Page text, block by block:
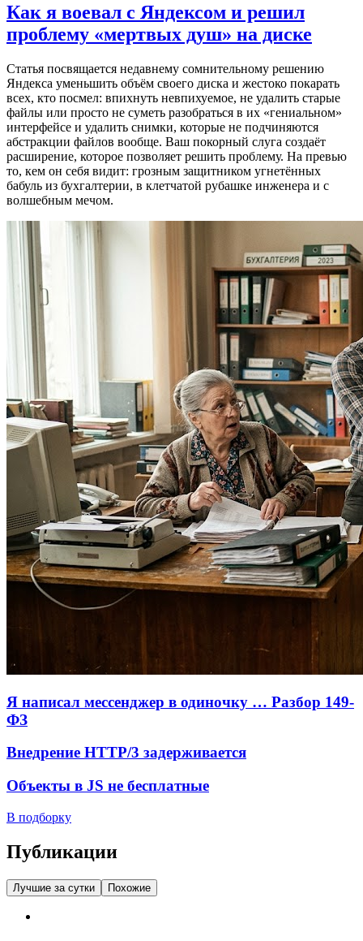
Как я воевал с Яндексом и решил
проблему «мертвых душ» на диске
Статья посвящается недавнему сомнительному решению
Яндекса уменьшить объём своего диска и жестоко покарать
всех, кто посмел: впихнуть невпихуемое, не удалить старые
файлы или просто не суметь разобраться в их «гениальном»
интерфейсе и удалить снимки, которые не подчиняются
абстракции файлов вообще. Ваш покорный слуга создаёт
расширение, которое позволяет решить проблему. На превью
то, кем он себя видит: грозным защитником угнетённых
бабуль из бухгалтерии, в клетчатой рубашке инженера и с
волшебным мечом.
Я написал мессенджер в одиночку … Разбор 149-
ФЗ
Внедрение HTTP/3 задерживается
Объекты в JS не бесплатные
В подборку
Публикации
Лучшие за сутки Похожие